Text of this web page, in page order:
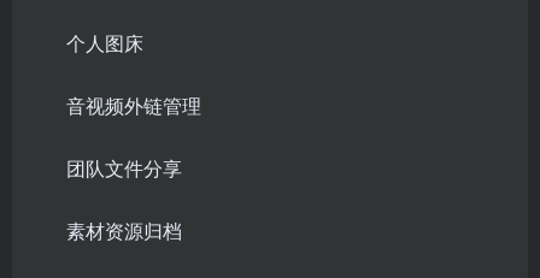
个人图床
音视频外链管理
团队文件分享
素材资源归档